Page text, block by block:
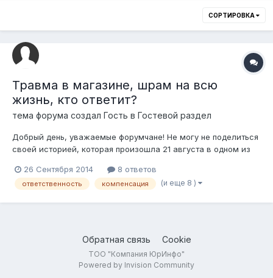
СОРТИРОВКА
Травма в магазине, шрам на всю
жизнь, кто ответит?
тема форума создал Гость в Гостевой раздел
Добрый день, уважаемые форумчане! Не могу не поделиться
своей историей, которая произошла 21 августа в одном из
лицо упало что-то тяжелое и острое на нос, в итоге порез
вдоль всей длины носа, шрам на всю жизнь, а я девушка и
26 Сентября 2014 8 ответов
ответственность компенсация (и еще 8 )
Обратная связь Cookie
ТОО "Компания ЮрИнфо"
Powered by Invision Community